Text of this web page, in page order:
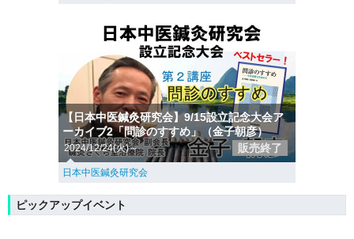
【日本中医鍼灸研究会】9/15設立記念大会ア
ーカイブ2「問診のすすめ」（金子朝彦）
2024/12/24(火)～ 販売終了
日本中医鍼灸研究会
ピックアップイベント